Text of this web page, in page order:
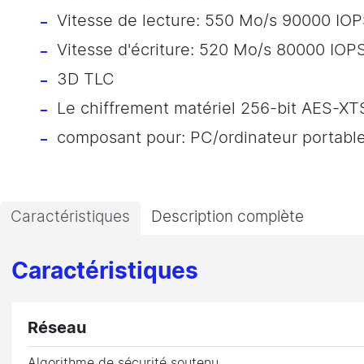
Vitesse de lecture: 550 Mo/s 90000
Vitesse d'écriture: 520 Mo/s 80000
3D TLC
Le chiffrement matériel 256-bit AES-
composant pour: PC/ordinateur
Caractéristiques Description complète
Caractéristiques
Réseau